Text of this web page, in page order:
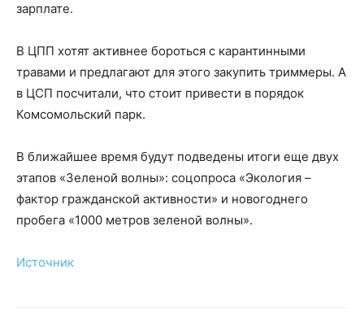
зарплате.
В ЦПП хотят активнее бороться с карантинными
травами и предлагают для этого закупить триммеры. А
в ЦСП посчитали, что стоит привести в порядок
Комсомольский парк.
В ближайшее время будут подведены итоги еще двух
этапов «Зеленой волны»: соцопроса «Экология –
фактор гражданской активности» и новогоднего
пробега «1000 метров зеленой волны».
Источник